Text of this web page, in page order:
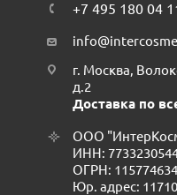
+7 495 180 04
г. Москва,
д.2
Доставка по
ООО
ИНН:
ОГРН:
Юр. адрес: